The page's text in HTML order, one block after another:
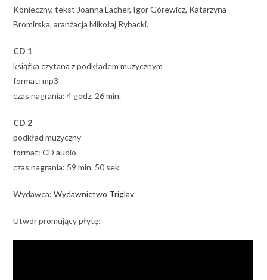
Konieczny, tekst Joanna Lacher, Igor Górewicz, Katarzyna
Bromirska, aranżacja Mikołaj Rybacki.
CD 1
książka czytana z podkładem muzycznym
format: mp3
czas nagrania: 4 godz. 26 min.
CD 2
podkład muzyczny
format: CD audio
czas nagrania: 59 min. 50 sek.
Wydawca:Wydawnictwo Triglav
Utwór promujący płytę: